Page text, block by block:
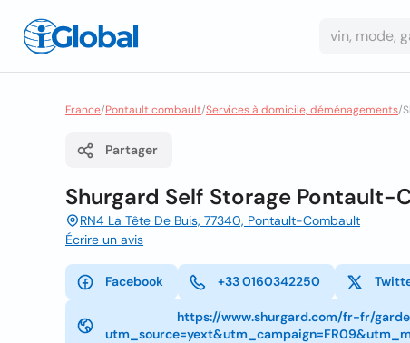
France/Pontault combault/Services à domicile, déménagements/
Partager
Shurgard Self Storage Pontault-
RN4 La Tête De Buis, 77340, Pontault-Combault
Écrire un avis
Facebook +33 0160342250
https://www.shurgard.com/fr-fr/